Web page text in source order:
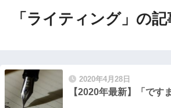
「ライティング」の
2020年4月28日
【2020年最新】「です